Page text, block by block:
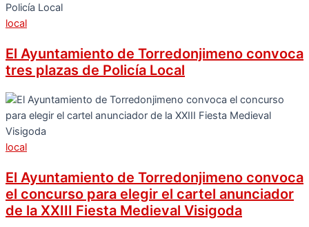
local
El Ayuntamiento de Torredonjimeno convoca
tres plazas de Policía Local
local
El Ayuntamiento de Torredonjimeno convoca
el concurso para elegir el cartel anunciador
de la XXIII Fiesta Medieval Visigoda